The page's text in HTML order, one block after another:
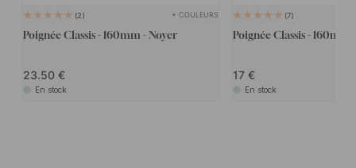
2 + COULEURS
Poignée Classis - 160mm - Noyer
23.50
En stock
7
Poignée Classis - 160mm
17
En stock